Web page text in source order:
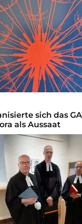
sich das
als Aussaat